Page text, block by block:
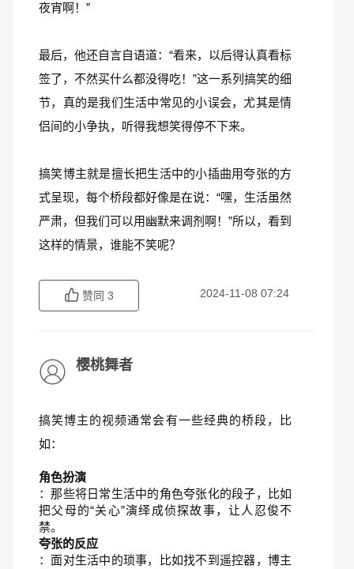
夜宵啊！”
最后，他还自言自语道：“看来，以后得认真看标
签了，不然买什么都没得吃！”这一系列搞笑的细
节，真的是我们生活中常见的小误会，尤其是情
侣间的小争执，听得我想笑得停不下来。
搞笑博主就是擅长把生活中的小插曲用夸张的方
式呈现，每个桥段都好像是在说：“嘿，生活虽然
严肃，但我们可以用幽默来调剂啊！”所以，看到
这样的情景，谁能不笑呢？
赞同 3 2024-11-08 07:24
樱桃舞者
搞笑博主的视频通常会有一些经典的桥段，比
如：
角色扮演
：那些将日常生活中的角色夸张化的段子，比如
把父母的“关心”演绎成侦探故事，让人忍俊不
禁。
夸张的反应
：面对生活中的琐事，比如找不到遥控器，博主